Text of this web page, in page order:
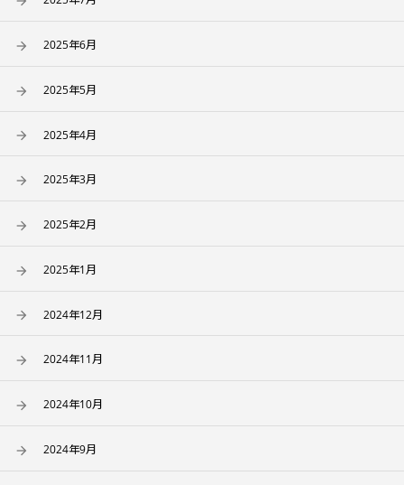
2025年6月
2025年5月
2025年4月
2025年3月
2025年2月
2025年1月
2024年12月
2024年11月
2024年10月
2024年9月